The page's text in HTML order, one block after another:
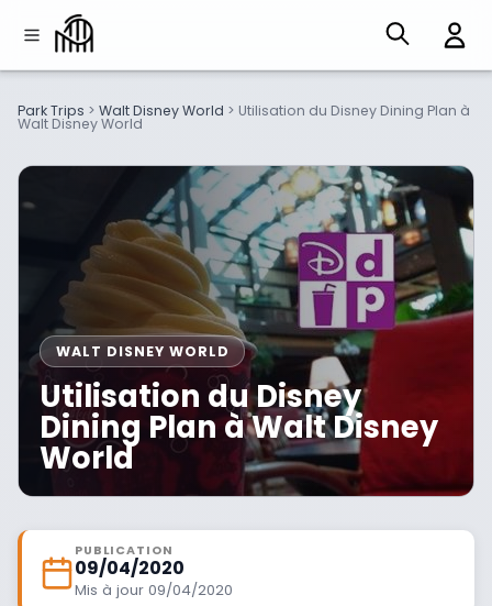
Park Trips > Walt Disney World > Utilisation du Disney Dining Plan à
Walt Disney World
WALT DISNEY WORLD
Utilisation du Disney
Dining Plan à Walt Disney
World
PUBLICATION
09/04/2020
Mis à jour 09/04/2020